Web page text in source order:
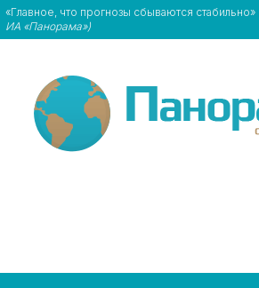
«Главное, что прогнозы сбываются стабильно»
ИА «Панорама»)